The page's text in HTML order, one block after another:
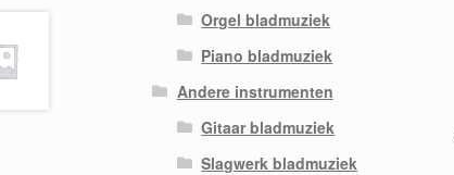
Orgel bladmuziek
Piano bladmuziek
Andere instrumenten
Gitaar bladmuziek
Slagwerk bladmuziek